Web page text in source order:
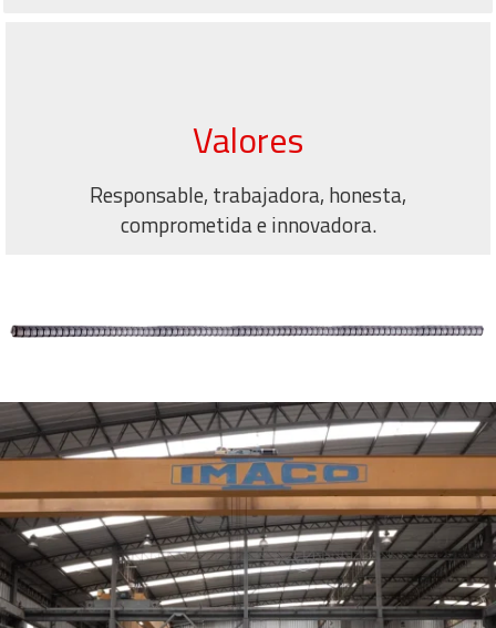
Valores
Responsable, trabajadora, honesta,
comprometida e innovadora.